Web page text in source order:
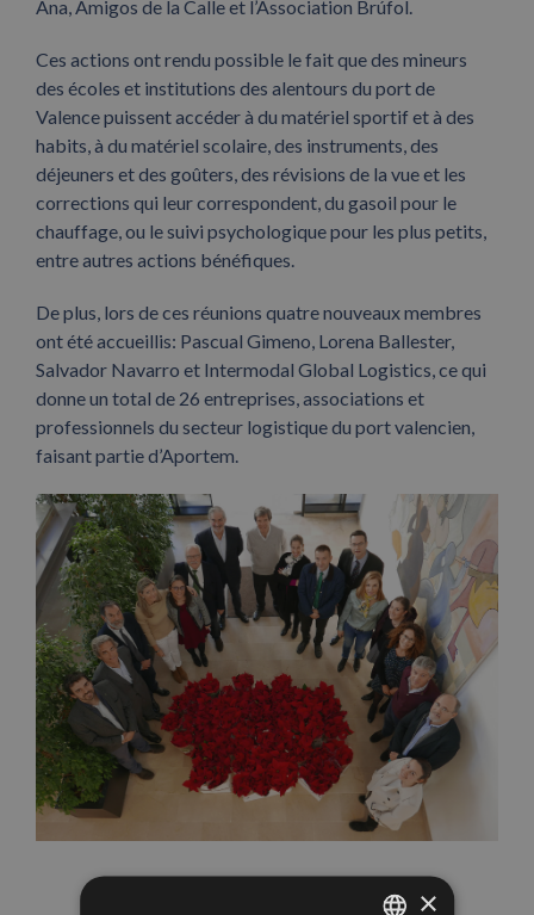
Ana, Amigos de la Calle et l’Association Brúfol.
Ces actions ont rendu possible le fait que des mineurs
des écoles et institutions des alentours du port de
Valence puissent accéder à du matériel sportif et à des
habits, à du matériel scolaire, des instruments, des
déjeuners et des goûters, des révisions de la vue et les
corrections qui leur correspondent, du gasoil pour le
chauffage, ou le suivi psychologique pour les plus petits,
entre autres actions bénéfiques.
De plus, lors de ces réunions quatre nouveaux membres
ont été accueillis: Pascual Gimeno, Lorena Ballester,
Salvador Navarro et Intermodal Global Logistics, ce qui
donne un total de 26 entreprises, associations et
professionnels du secteur logistique du port valencien,
faisant partie d’Aportem.
×